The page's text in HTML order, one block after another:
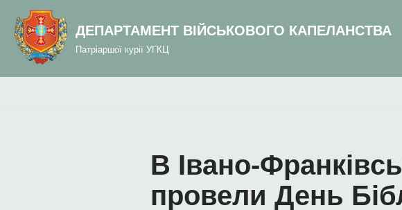
вмісту
Перейти
вмісту
ДЕПАРТАМЕНТ ВІЙСЬКОВОГО КАПЕЛАНСТВА
Патріаршої курії УГКЦ
В Івано-
провели День